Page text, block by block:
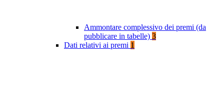
Ammontare complessivo dei premi (da
pubblicare in tabelle) 3
Dati relativi ai premi 1